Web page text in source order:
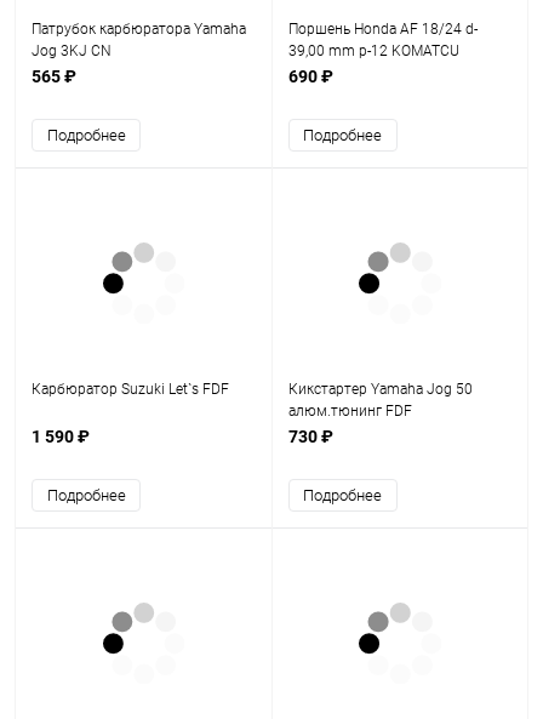
Патрубок карбюратора Yamaha
Jog 3KJ CN
565 ₽
Подробнее
Поршень Honda AF 18/24 d-
39,00 mm p-12 KOMATCU
690 ₽
Подробнее
Карбюратор Suzuki Let`s FDF
1 590 ₽
Подробнее
Кикстартер Yamaha Jog 50
алюм.тюнинг FDF
730 ₽
Подробнее